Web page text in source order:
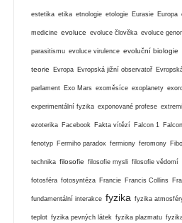
estetika etika etnologie etologie Eurasie Europa
medicine evoluce evoluce člověka evoluce
parasitismu evoluce virulence evoluční biologie
teorie Evropa Evropská jižní observatoř
parlament Exo Mars exoměsíce exoplanety
experimentální fyzika exponované profese
ezoterika Facebook Fakta vítězí Falcon 1
fenotyp Fermiho paradox fermiony feromony
technika filosofie filosofie mysli filosofie vědomí
fotosféra fotosyntéza Francie Francis Collins
fundamentální interakce fyzika fyzika
teplot fyzika pevných látek fyzika plazmatu